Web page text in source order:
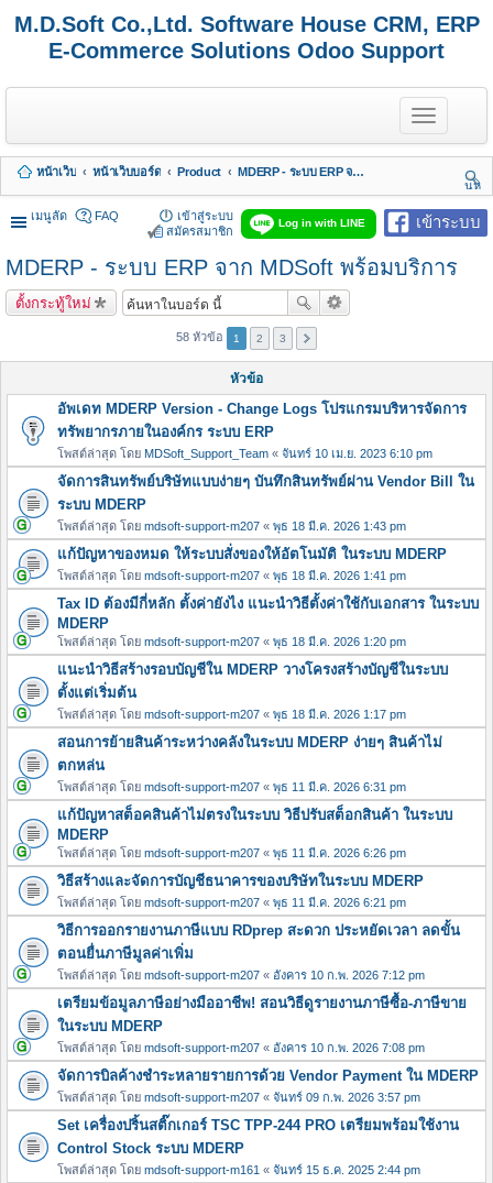
M.D.Soft Co.,Ltd. Software House CRM, ERP
E-Commerce Solutions Odoo Support
T
o
g
e
n
a
i
g
n
หน้าเว็บ หน้าเว็บบอร์ด Product
MDERP - ระบบ ERP จาก MDSoft พร้อมบริการ
นห
า
เมนูลัด
เข้าระบบ
Log in with LINE
FAQ
เข้าสู่ระบบ
สมัครสมาชิก
MDERP - ระบบ ERP จาก MDSoft พร้อมบริการ
ตั้งกระทู้ใหม่
58 หัวข้อ 1 2 3
หัวข้อ
อัพเดท MDERP Version - Change Logs โปรแกรมบริหารจัดการ
ทรัพยากรภายในองค์กร ระบบ ERP
โพสต์ล่าสุด โดย MDSoft_Support_Team « จันทร์ 10 เม.ย. 2023 6:10 pm
จัดการสินทรัพย์บริษัทแบบง่ายๆ บันทึกสินทรัพย์ผ่าน Vendor Bill ใน
ระบบ MDERP
โพสต์ล่าสุด โดย mdsoft-support-m207 « พุธ 18 มี.ค. 2026 1:43 pm
แก้ปัญหาของหมด ให้ระบบสั่งของให้อัตโนมัติ ในระบบ MDERP
โพสต์ล่าสุด โดย mdsoft-support-m207 « พุธ 18 มี.ค. 2026 1:41 pm
Tax ID ต้องมีกี่หลัก ตั้งค่ายังไง แนะนำวิธีตั้งค่าใช้กับเอกสาร ในระบบ
MDERP
โพสต์ล่าสุด โดย mdsoft-support-m207 « พุธ 18 มี.ค. 2026 1:20 pm
แนะนำวิธีสร้างรอบบัญชีใน MDERP วางโครงสร้างบัญชีในระบบ
ตั้งแต่เริ่มต้น
โพสต์ล่าสุด โดย mdsoft-support-m207 « พุธ 18 มี.ค. 2026 1:17 pm
สอนการย้ายสินค้าระหว่างคลังในระบบ MDERP ง่ายๆ สินค้าไม่
ตกหล่น
โพสต์ล่าสุด โดย mdsoft-support-m207 « พุธ 11 มี.ค. 2026 6:31 pm
แก้ปัญหาสต็อคสินค้าไม่ตรงในระบบ วิธีปรับสต็อกสินค้า ในระบบ
MDERP
โพสต์ล่าสุด โดย mdsoft-support-m207 « พุธ 11 มี.ค. 2026 6:26 pm
วิธีสร้างและจัดการบัญชีธนาคารของบริษัทในระบบ MDERP
โพสต์ล่าสุด โดย mdsoft-support-m207 « พุธ 11 มี.ค. 2026 6:21 pm
วิธีการออกรายงานภาษีแบบ RDprep สะดวก ประหยัดเวลา ลดขั้น
ตอนยื่นภาษีมูลค่าเพิ่ม
โพสต์ล่าสุด โดย mdsoft-support-m207 « อังคาร 10 ก.พ. 2026 7:12 pm
เตรียมข้อมูลภาษีอย่างมืออาชีพ! สอนวิธีดูรายงานภาษีซื้อ-ภาษีขาย
ในระบบ MDERP
โพสต์ล่าสุด โดย mdsoft-support-m207 « อังคาร 10 ก.พ. 2026 7:08 pm
จัดการบิลค้างชำระหลายรายการด้วย Vendor Payment ใน MDERP
โพสต์ล่าสุด โดย mdsoft-support-m207 « จันทร์ 09 ก.พ. 2026 3:57 pm
Set เครื่องปริ้นสติ๊กเกอร์ TSC TPP-244 PRO เตรียมพร้อมใช้งาน
Control Stock ระบบ MDERP
โพสต์ล่าสุด โดย mdsoft-support-m161 « จันทร์ 15 ธ.ค. 2025 2:44 pm